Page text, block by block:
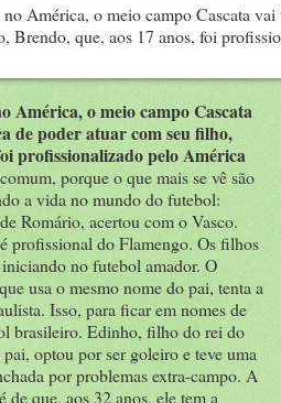
América, o meio campo Cascata
de poder atuar com seu filho,
profissionalizado pelo América
porque o que mais se vê são
a vida no mundo do futebol:
Romário, acertou com o Vasco.
profissional do Flamengo. Os filhos
no futebol amador. O
usa o mesmo nome do pai, tenta a
Isso, para ficar em nomes de
brasileiro. Edinho, filho do rei do
optou por ser goleiro e teve uma
por problemas extra-campo. A
de que, aos 32 anos, ele tem a